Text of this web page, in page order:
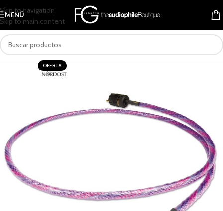
Skip to navigation
Skip to main content
MENÚ
OFERTA